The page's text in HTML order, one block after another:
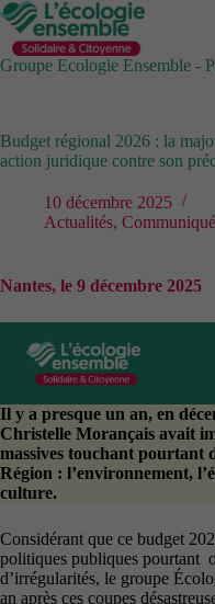
Passer
au
contenu
Groupe Ecologie Ensemble -
Budget régional 2026 : la
action juridique contre son
10 décembre 2025
Actualités,
Nantes, le 9 décembre 2025
Il y a presque un an, en
Christelle Morançais avait
massives touchant pourtant
Région : l’environnement,
culture.
Considérant que ce budget
politiques publiques pourtant
d’irrégularités, le groupe
an après ces coupes